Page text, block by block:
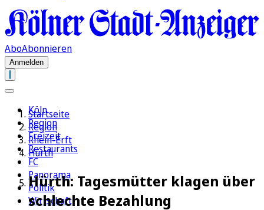
AboAbonnieren
Anmelden
Köln
Region
Freizeit
Restaurants
FC
Panorama
Politik
Wirtschaft
Startseite
Region
Rhein-Erft
Hürth
Hürth: Tagesmütter klagen über
schlechte Bezahlung